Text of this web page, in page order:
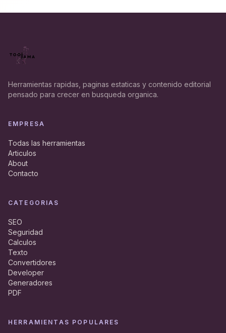
Herramientas rapidas, paginas estaticas y contenido editorial
pensado para crecer en busqueda organica.
EMPRESA
Todas las herramientas
Articulos
About
Contacto
CATEGORIAS
SEO
Seguridad
Calculos
Texto
Convertidores
Developer
Generadores
PDF
HERRAMIENTAS POPULARES